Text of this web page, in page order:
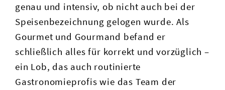
genau und intensiv, ob nicht auch bei der
Speisenbezeichnung gelogen wurde. Als
Gourmet und Gourmand befand er
schließlich alles für korrekt und vorzüglich –
ein Lob, das auch routinierte
Gastronomieprofis wie das Team der